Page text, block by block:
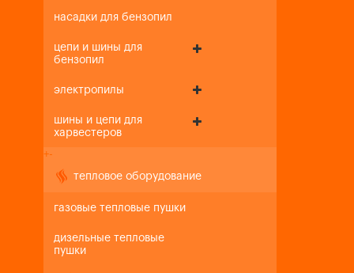
насадки для бензопил
цепи и шины для
бензопил
электропилы
шины и цепи для
харвестеров
+-
тепловое оборудование
газовые тепловые пушки
дизельные тепловые
пушки